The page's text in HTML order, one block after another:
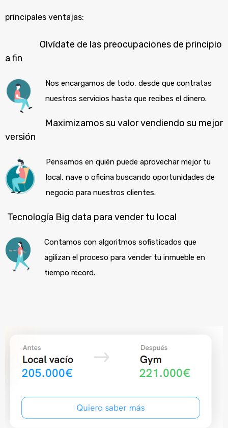
principales ventajas:
Olvídate de las preocupaciones de principio
a fin
Nos encargamos de todo, desde que contratas
nuestros servicios hasta que recibes el dinero.
Maximizamos su valor vendiendo su mejor
versión
Pensamos en quién puede aprovechar mejor tu
local, nave o oficina buscando oportunidades de
negocio para nuestros clientes.
Tecnología Big data para vender tu local
Contamos con algoritmos sofisticados que
agilizan el proceso para vender tu inmueble en
tiempo record.